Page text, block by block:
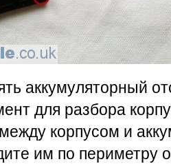
аккумуляторный
для разбора
корпусом и
им по периметру